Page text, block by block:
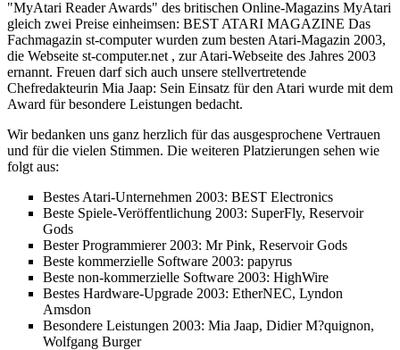
"MyAtari Reader Awards" des britischen Online-Magazins MyAtari
gleich zwei Preise einheimsen: BEST ATARI MAGAZINE Das
Fachmagazin st-computer wurden zum besten Atari-Magazin 2003,
die Webseite st-computer.net , zur Atari-Webseite des Jahres 2003
ernannt. Freuen darf sich auch unsere stellvertretende
Chefredakteurin Mia Jaap: Sein Einsatz für den Atari wurde mit dem
Award für besondere Leistungen bedacht.
Wir bedanken uns ganz herzlich für das ausgesprochene Vertrauen
und für die vielen Stimmen. Die weiteren Platzierungen sehen wie
folgt aus:
Bestes Atari-Unternehmen 2003: BEST Electronics
Beste Spiele-Veröffentlichung 2003: SuperFly, Reservoir
Gods
Bester Programmierer 2003: Mr Pink, Reservoir Gods
Beste kommerzielle Software 2003: papyrus
Beste non-kommerzielle Software 2003: HighWire
Bestes Hardware-Upgrade 2003: EtherNEC, Lyndon
Amsdon
Besondere Leistungen 2003: Mia Jaap, Didier M?quignon,
Wolfgang Burger